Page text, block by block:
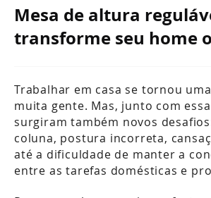
Mesa de altura
transforme seu home
Trabalhar em casa se tornou
muita gente. Mas, junto com
surgiram também novos
coluna, postura incorreta,
até a dificuldade de manter a
entre as tarefas domésticas e